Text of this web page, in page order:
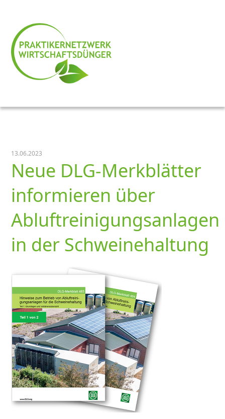
13.06.2023
Neue DLG-Merkblätter
informieren über
Abluftreinigungsanlagen
in der Schweinehaltung